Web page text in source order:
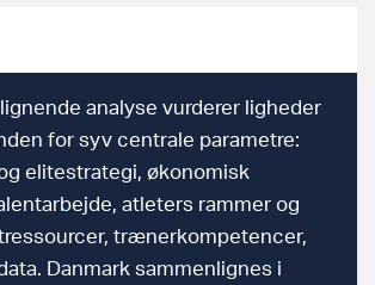
analyse vurderer ligheder
for syv centrale parametre:
elitestrategi, økonomisk
atleters rammer og
trænerkompetencer,
Danmark sammenlignes i